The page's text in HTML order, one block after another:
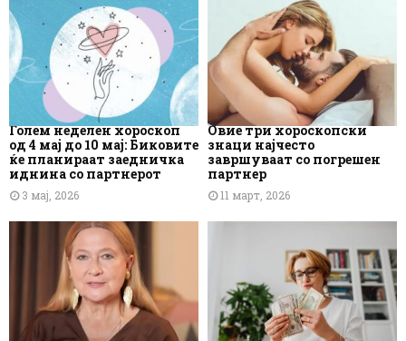
Голем неделен хороскоп
од 4 мај до 10 мај: Биковите
ќе планираат заедничка
иднина со партнерот
3 мај, 2026
Овие три хороскопски
знаци најчесто
завршуваат со погрешен
партнер
11 март, 2026